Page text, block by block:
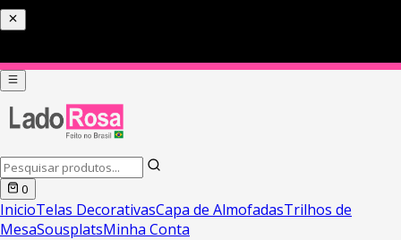
0
InicioTelas DecorativasCapa de AlmofadasTrilhos de
MesaSousplatsMinha Conta